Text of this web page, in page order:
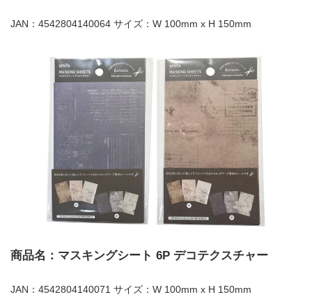
JAN：4542804140064 サイズ：W 100mm x H 150mm
商品名：マスキングシート 6P デコテクスチャー
JAN：4542804140071 サイズ：W 100mm x H 150mm